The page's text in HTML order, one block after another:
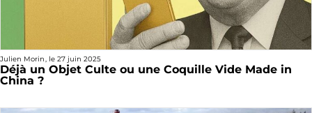
Julien Morin, le 27 juin 2025
Déjà un Objet Culte ou une Coquille Vide Made in
China ?